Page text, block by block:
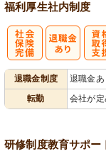
福利厚生社内制度
退職金制度
退職金
転勤
会社が定
研修制度教育サポー